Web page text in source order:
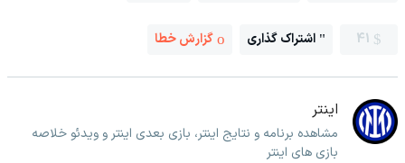
41 اشتراک گذاری گزارش خطا
اینتر
مشاهده برنامه و نتایج اینتر، بازی بعدی اینتر و ویدئو خلاصه
بازی های اینتر